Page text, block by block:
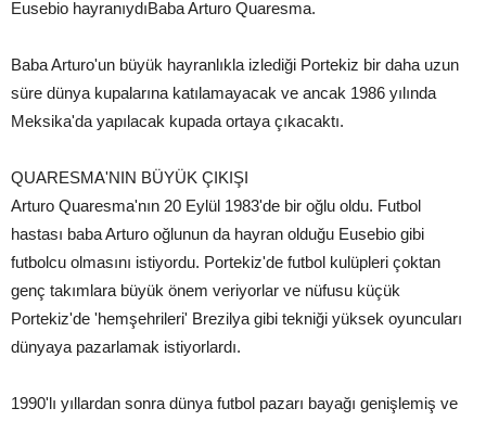
Eusebio hayranıydıBaba Arturo Quaresma.
Baba Arturo'un büyük hayranlıkla izlediği Portekiz bir daha uzun
süre dünya kupalarına katılamayacak ve ancak 1986 yılında
Meksika'da yapılacak kupada ortaya çıkacaktı.
QUARESMA'NIN BÜYÜK ÇIKIŞI
Arturo Quaresma'nın 20 Eylül 1983'de bir oğlu oldu. Futbol
hastası baba Arturo oğlunun da hayran olduğu Eusebio gibi
futbolcu olmasını istiyordu. Portekiz'de futbol kulüpleri çoktan
genç takımlara büyük önem veriyorlar ve nüfusu küçük
Portekiz'de 'hemşehrileri' Brezilya gibi tekniği yüksek oyuncuları
dünyaya pazarlamak istiyorlardı.
1990'lı yıllardan sonra dünya futbol pazarı bayağı genişlemiş ve